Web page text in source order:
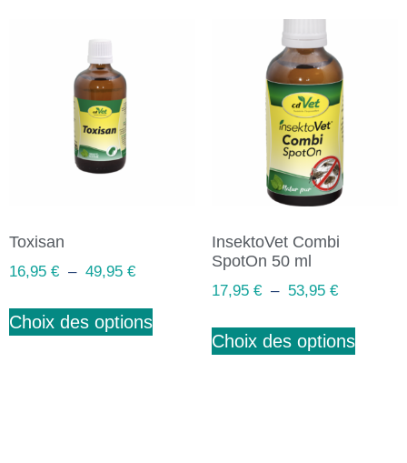
Toxisan
16,95 € – 49,95 €
Choix des options
InsektoVet Combi
SpotOn 50 ml
17,95 € – 53,95 €
Choix des options